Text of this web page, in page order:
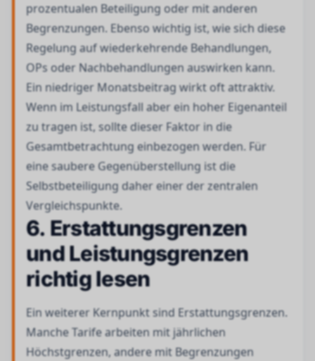
prozentualen Beteiligung oder mit anderen
Begrenzungen. Ebenso wichtig ist, wie sich diese
Regelung auf wiederkehrende Behandlungen,
OPs oder Nachbehandlungen auswirken kann.
Ein niedriger Monatsbeitrag wirkt oft attraktiv.
Wenn im Leistungsfall aber ein hoher Eigenanteil
zu tragen ist, sollte dieser Faktor in die
Gesamtbetrachtung einbezogen werden. Für
eine saubere Gegenüberstellung ist die
Selbstbeteiligung daher einer der zentralen
Vergleichspunkte.
6. Erstattungsgrenzen
und Leistungsgrenzen
richtig lesen
Ein weiterer Kernpunkt sind Erstattungsgrenzen.
Manche Tarife arbeiten mit jährlichen
Höchstgrenzen, andere mit Begrenzungen